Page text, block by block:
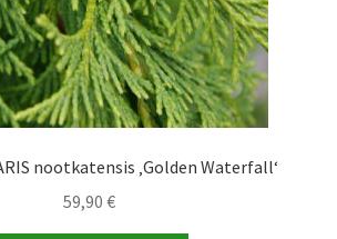
werden
nootkatensis ‚Golden Waterfall‘
59,90 €